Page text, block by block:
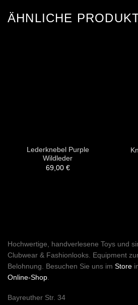
ÄHNLICHE
Lederknebel Purple
Wildleder
69,00 €
Hochwertige, handverlesene Toys und
Clubwear & Fashionlooks. Equipment
Belohnung. Besuchen Sie uns im Store
Online-Shop
Bayreuther Str. 34